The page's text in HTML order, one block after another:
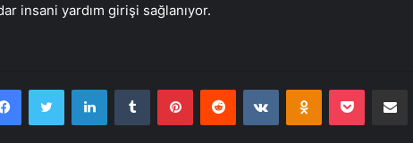
insani yardım girişi sağlanıyor.
FacebookTwitter LinkedInTumblr PinterestReddit VKontakteOdnoklassniki
Pocket